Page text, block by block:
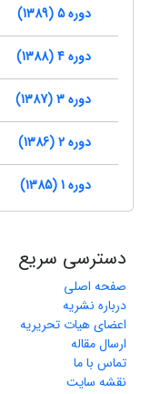
دوره 5 (1389)
دوره 4 (1388)
دوره 3 (1387)
دوره 2 (1386)
دوره 1 (1385)
دسترسی سریع
صفحه اصلی
درباره نشریه
اعضای هیات تحریریه
ارسال مقاله
تماس با ما
نقشه سایت